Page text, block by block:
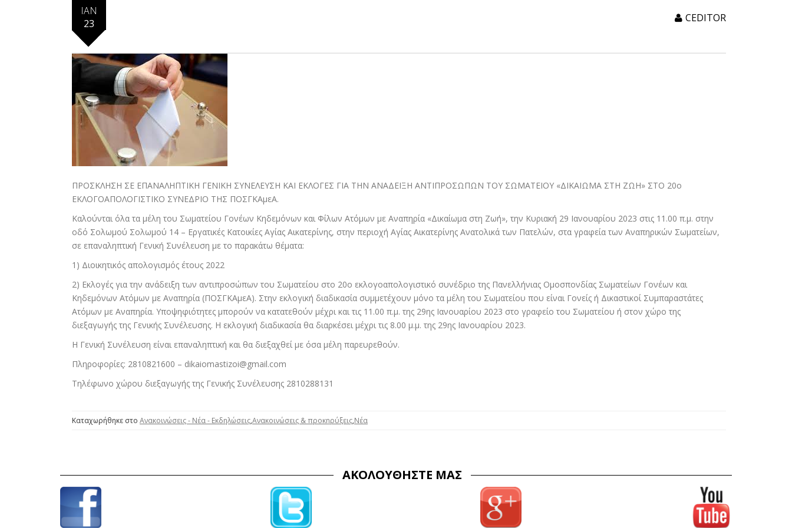
ΙΑΝ
23
CEDITOR
ΠΡΟΣΚΛΗΣΗ ΣΕ ΕΠΑΝΑΛΗΠΤΙΚΗ ΓΕΝΙΚΗ ΣΥΝΕΛΕΥΣΗ ΚΑΙ ΕΚΛΟΓΕΣ ΓΙΑ ΤΗΝ ΑΝΑΔΕΙΞΗ ΑΝΤΙΠΡΟΣΩΠΩΝ ΤΟΥ ΣΩΜΑΤΕΙΟΥ «ΔΙΚΑΙΩΜΑ ΣΤΗ ΖΩΗ» ΣΤΟ 20ο
ΕΚΛΟΓΟΑΠΟΛΟΓΙΣΤΙΚΟ ΣΥΝΕΔΡΙΟ ΤΗΣ ΠΟΣΓΚΑμεΑ.
Καλούνται όλα τα μέλη του Σωματείου Γονέων Κηδεμόνων και Φίλων Ατόμων με Αναπηρία «Δικαίωμα στη Ζωή», την Κυριακή 29 Ιανουαρίου 2023 στις 11.00 π.μ. στην
οδό Σολωμού Σολωμού 14 – Εργατικές Κατοικίες Αγίας Αικατερίνης, στην περιοχή Αγίας Αικατερίνης Ανατολικά των Πατελών, στα γραφεία των Αναπηρικών Σωματείων,
σε επαναληπτική Γενική Συνέλευση με το παρακάτω θέματα:
1) Διοικητικός απολογισμός έτους 2022
2) Εκλογές για την ανάδειξη των αντιπροσώπων του Σωματείου στο 20ο εκλογοαπολογιστικό συνέδριο της Πανελλήνιας Ομοσπονδίας Σωματείων Γονέων και
Κηδεμόνων Ατόμων με Αναπηρία (ΠΟΣΓΚΑμεΑ). Στην εκλογική διαδικασία συμμετέχουν μόνο τα μέλη του Σωματείου που είναι Γονείς ή Δικαστικοί Συμπαραστάτες
Ατόμων με Αναπηρία. Υποψηφιότητες μπορούν να κατατεθούν μέχρι και τις 11.00 π.μ. της 29ης Ιανουαρίου 2023 στο γραφείο του Σωματείου ή στον χώρο της
διεξαγωγής της Γενικής Συνέλευσης. Η εκλογική διαδικασία θα διαρκέσει μέχρι τις 8.00 μ.μ. της 29ης Ιανουαρίου 2023.
Η Γενική Συνέλευση είναι επαναληπτική και θα διεξαχθεί με όσα μέλη παρευρεθούν.
Πληροφορίες: 2810821600 – dikaiomastizoi@gmail.com
Τηλέφωνο χώρου διεξαγωγής της Γενικής Συνέλευσης 2810288131
Καταχωρήθηκε στο Ανακοινώσεις - Νέα - Εκδηλώσεις,Ανακοινώσεις & προκηρύξεις,Νέα
ΑΚΟΛΟΥΘΉΣΤΕ ΜΑΣ